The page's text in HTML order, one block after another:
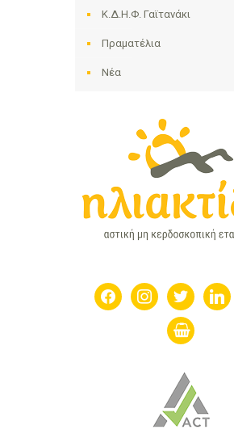
Κ.Δ.Η.Φ. Γαϊτανάκι
Πραματέλια
Νέα
facebookinstagramtwitter linkedin
shopping-
basket